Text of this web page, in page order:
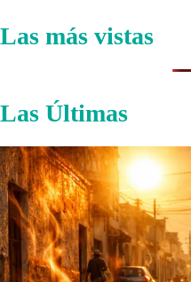
Las más vistas
Las Últimas